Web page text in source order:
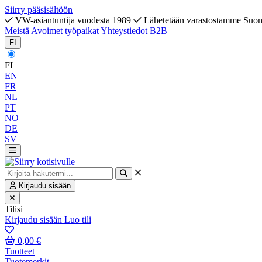
Siirry pääsisältöön
VW-asiantuntija vuodesta 1989
Lähetetään varastostamme
Meistä Avoimet työpaikatYhteystiedot B2B
FI
FI
EN
FR
NL
PT
NO
DE
SV
Kirjaudu sisään
Tilisi
Kirjaudu sisään Luo tili
0,00 €
Tuotteet